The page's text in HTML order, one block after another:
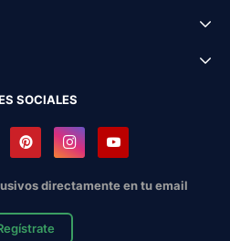
SOCIALES
directamente en tu email